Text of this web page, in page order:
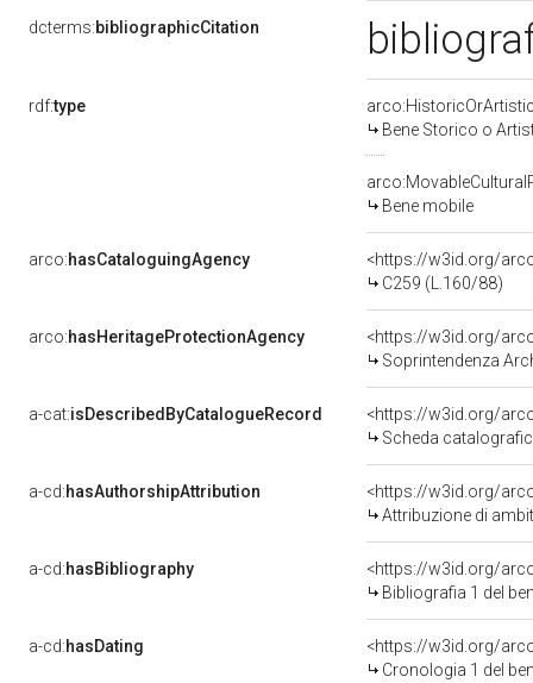
dcterms:bibliographicCitation
rdf:type
Bene Storico o
Bene mobile
arco:hasCataloguingAgency
<https://w3id.org/
C259 (L.160/88)
arco:hasHeritageProtectionAgency
<https://w3id.org/
Soprintendenza
a-cat:isDescribedByCatalogueRecord
<https://w3id.org/
Scheda
a-cd:hasAuthorshipAttribution
<https://w3id.org/
Attribuzione di
a-cd:hasBibliography
<https://w3id.org/
Bibliografia 1 del
a-cd:hasDating
<https://w3id.org/
Cronologia 1 del